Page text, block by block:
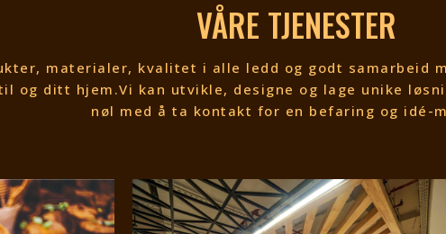
VÅRE TJENESTER
materialer, kvalitet i alle ledd og godt samarbeid
og ditt hjem.Vi kan utvikle, designe og lage unike
nøl med å ta kontakt for en befaring og idé-